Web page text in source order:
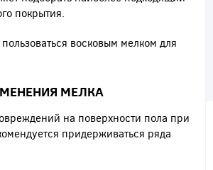
покрытия.
восковым мелком для
МЕЛКА
на поверхности пола при
придерживаться ряда